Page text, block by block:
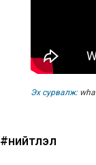
Эх сурвалж:
#нийтлэл